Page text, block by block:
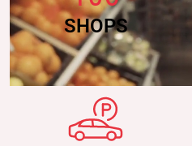
AKTUELLES
News
Events
Cyta-Kalender
SHOPS